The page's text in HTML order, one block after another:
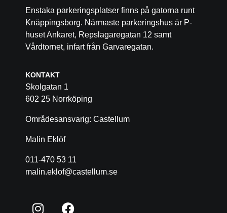
Enstaka parkeringsplatser finns på gatorna runt
Knäppingsborg. Närmaste parkeringshus är P-
huset Ankaret, Repslagaregatan 12 samt
Vårdtornet, infart från Garvaregatan.
KONTAKT
Skolgatan 1
602 25 Norrköping
Områdesansvarig: Castellum
Malin Eklöf
011-470 53 11
malin.eklof@castellum.se